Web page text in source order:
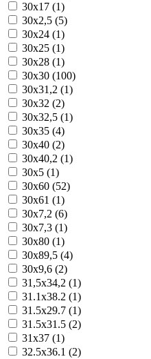
30x17 (1)
30x2,5 (5)
30x24 (1)
30x25 (1)
30x28 (1)
30x30 (100)
30x31,2 (1)
30x32 (2)
30x32,5 (1)
30x35 (4)
30x40 (2)
30x40,2 (1)
30x5 (1)
30x60 (52)
30x61 (1)
30x7,2 (6)
30x7,3 (1)
30x80 (1)
30x89,5 (4)
30x9,6 (2)
31,5x34,2 (1)
31.1x38.2 (1)
31.5x29.7 (1)
31.5x31.5 (2)
31x37 (1)
32.5x36.1 (2)